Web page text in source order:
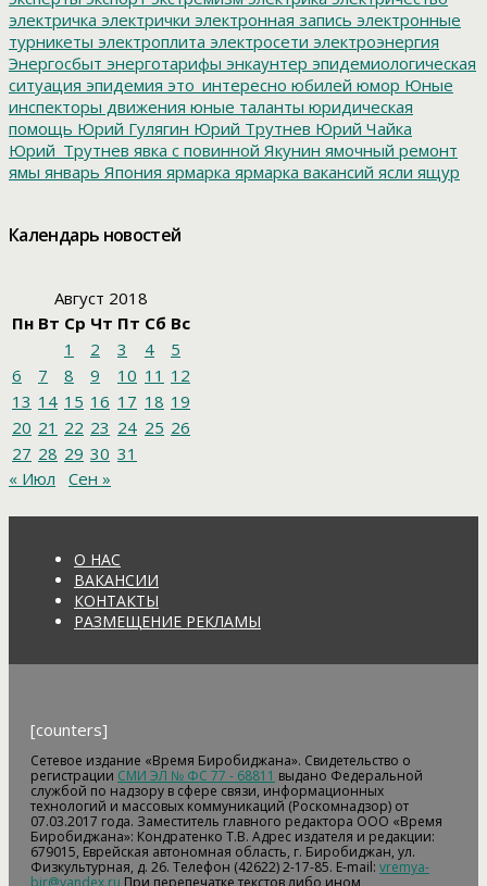
электричка электрички электронная запись электронные
турникеты электроплита электросети электроэнергия
Энергосбыт энерготарифы энкаунтер эпидемиологическая
ситуация эпидемия это_интересно юбилей юмор Юные
инспекторы движения юные таланты юридическая
помощь Юрий Гулягин Юрий Трутнев Юрий Чайка
Юрий_Трутнев явка с повинной Якунин ямочный ремонт
ямы январь Япония ярмарка ярмарка вакансий ясли ящур
Календарь новостей
Август 2018
Пн Вт Ср Чт Пт Сб Вс
1
2 3 4
5
6
7 8 9 10 11 12
13 14 15 16 17 18 19
20 21 22 23 24 25 26
27 28 29 30 31
« Июл
Сен »
О НАС
ВАКАНСИИ
КОНТАКТЫ
РАЗМЕЩЕНИЕ РЕКЛАМЫ
[counters]
Сетевое издание «Время Биробиджана». Свидетельство о
регистрации СМИ ЭЛ № ФС 77 - 68811 выдано Федеральной
службой по надзору в сфере связи, информационных
технологий и массовых коммуникаций (Роскомнадзор) от
07.03.2017 года. Заместитель главного редактора ООО «Время
Биробиджана»: Кондратенко Т.В. Адрес издателя и редакции:
679015, Еврейская автономная область, г. Биробиджан, ул.
Физкультурная, д. 26. Телефон (42622) 2-17-85. E-mail: vremya-